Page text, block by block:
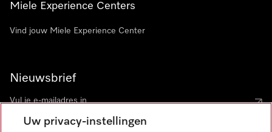
Miele Experience Centers
Vind jouw Miele Experience Center
Nieuwsbrief
Uw privacy-instellingen